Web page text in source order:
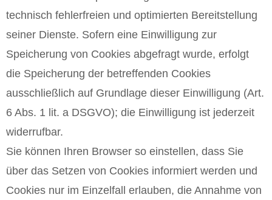
technisch fehlerfreien und optimierten Bereitstellung
seiner Dienste. Sofern eine Einwilligung zur
Speicherung von Cookies abgefragt wurde, erfolgt
die Speicherung der betreffenden Cookies
ausschließlich auf Grundlage dieser Einwilligung (Art.
6 Abs. 1 lit. a DSGVO); die Einwilligung ist jederzeit
widerrufbar.
Sie können Ihren Browser so einstellen, dass Sie
über das Setzen von Cookies informiert werden und
Cookies nur im Einzelfall erlauben, die Annahme von